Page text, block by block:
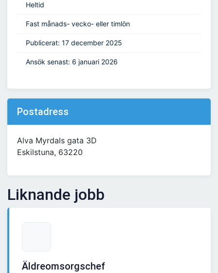
Heltid
Fast månads- vecko- eller timlön
Publicerat: 17 december 2025
Ansök senast: 6 januari 2026
Postadress
Alva Myrdals gata 3D
Eskilstuna, 63220
Liknande jobb
Äldreomsorgschef